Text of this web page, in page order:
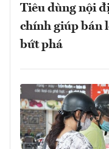
Tiêu dùng nội
chính giúp bán
bứt phá